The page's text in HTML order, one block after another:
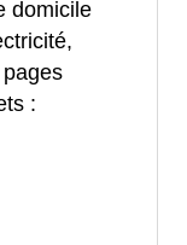
domicile
: